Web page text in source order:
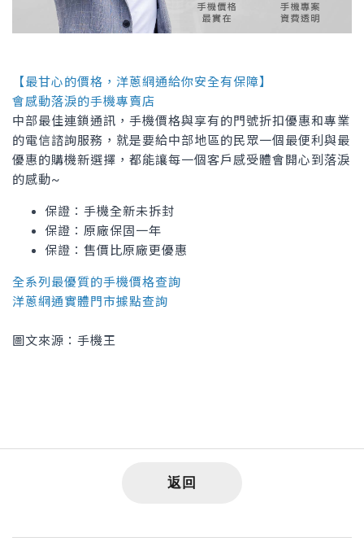
【最甘心的價格，洋蔥網通給你安全有保障】
會感動落淚的手機專賣店
中部最佳連鎖通訊，手機價格與享有的門號折扣優惠和專業
的電信諮詢服務，就是要給中部地區的民眾一個最便利與最
優惠的購機新選擇，都能讓每一個客戶感受體會開心到落淚
的感動~
保證：手機全新未拆封
保證：原廠保固一年
保證：售價比原廠更優惠
全系列最優質的手機價格查詢
洋蔥網通實體門市據點查詢
圖文來源：手機王
返回